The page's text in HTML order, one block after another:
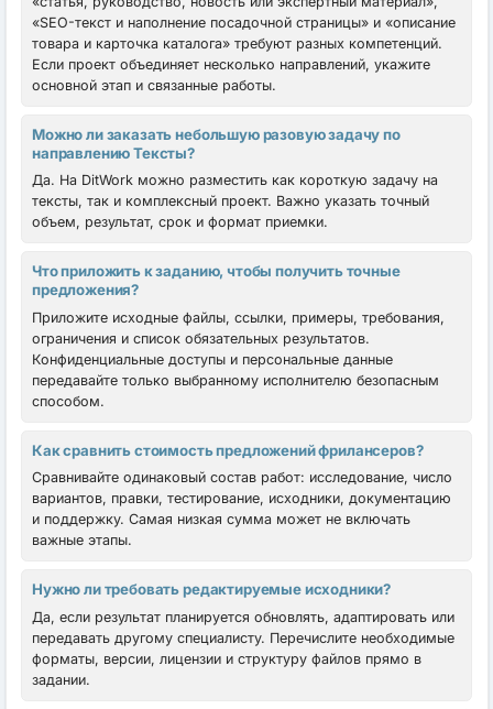
«SEO-текст и наполнение посадочной страницы» и «описание
товара и карточка каталога» требуют разных компетенций.
Если проект объединяет несколько направлений, укажите
основной этап и связанные работы.
Можно ли заказать небольшую разовую задачу по
направлению Тексты?
Да. На DitWork можно разместить как короткую задачу на
тексты, так и комплексный проект. Важно указать точный
объем, результат, срок и формат приемки.
Что приложить к заданию, чтобы получить точные
предложения?
Приложите исходные файлы, ссылки, примеры, требования,
ограничения и список обязательных результатов.
Конфиденциальные доступы и персональные данные
передавайте только выбранному исполнителю безопасным
способом.
Как сравнить стоимость предложений фрилансеров?
Сравнивайте одинаковый состав работ: исследование, число
вариантов, правки, тестирование, исходники, документацию
и поддержку. Самая низкая сумма может не включать
важные этапы.
Нужно ли требовать редактируемые исходники?
Да, если результат планируется обновлять, адаптировать или
передавать другому специалисту. Перечислите необходимые
форматы, версии, лицензии и структуру файлов прямо в
задании.